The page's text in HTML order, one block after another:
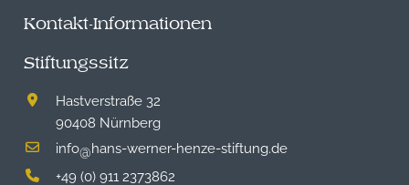
Kontakt-Informationen
Stiftungssitz
Hastverstraße 32
90408 Nürnberg
info@hans-werner-henze-stiftung.de
+49 (0) 911 2373862